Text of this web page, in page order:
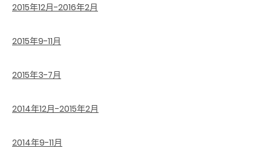
2015年12月-2016年2月
2015年9-11月
2015年3-7月
2014年12月-2015年2月
2014年9-11月